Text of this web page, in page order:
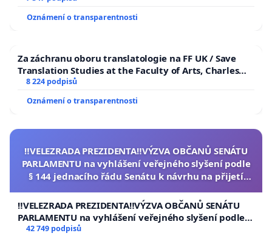
Oznámení o transparentnosti
Za záchranu oboru translatologie na FF UK / Save
Translation Studies at the Faculty of Arts, Charles
University
8 224 podpisů
Oznámení o transparentnosti
‼️VELEZRADA PREZIDENTA‼️VÝZVA OBČANŮ SENÁTU
PARLAMENTU na vyhlášení veřejného slyšení podle
§ 144 jednacího řádu Senátu k návrhu na přijetí
republiky
‼️VELEZRADA PREZIDENTA‼️VÝZVA OBČANŮ SENÁTU
PARLAMENTU na vyhlášení veřejného slyšení podle §
144 jednacího řádu Senátu k návrhu na přijetí
42 749 podpisů